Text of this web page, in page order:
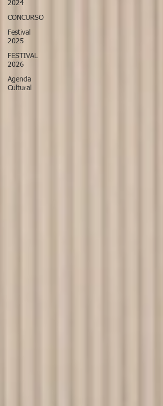
2024
CONCURSO
Festival
2025
FESTIVAL
2026
Agenda
Cultural